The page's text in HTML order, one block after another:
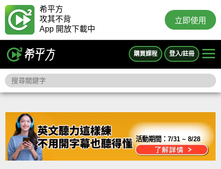
希平方
攻其不背
App 開放下載中
立即使用
購買課程 登入/註冊
活動期間：7/31 ~ 8/28